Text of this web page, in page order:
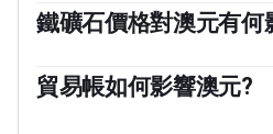
亞央行還可以使用量化寬松和緊
前者對澳元不利，後者對澳元有
況對澳元(AUD)的價值有重大影
時，它會從澳大利亞購買更多的
速度不如預期時，情況正好相反
鐵礦石價格對澳元有何
每年的出口額為1180億美元，中
因此，鐵礦石價格可以成為澳元
貿易帳如何影響澳元?